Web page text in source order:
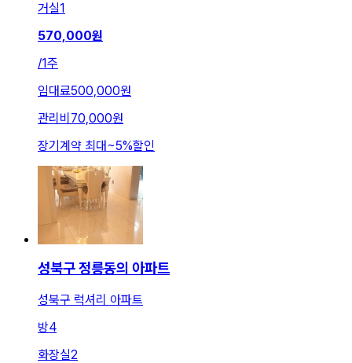
거실1
570,000원
/1주
임대료500,000원
관리비 70,000원
장기계약 최대~5%할인
성북구 정릉동의 아파트
성북구 럭셔리 아파트
방4
화장실2